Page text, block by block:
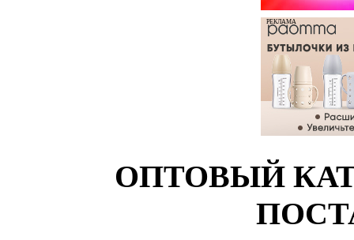
РЕКЛАМА
ОПТОВЫЙ